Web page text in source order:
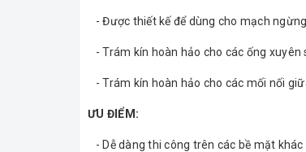
- Được thiết kế để dùng cho mạch
- Trám kín hoàn hảo cho các ống
- Trám kín hoàn hảo cho các mối nối
ƯU ĐIỂM:
- Dễ dàng thi công trên các bề mặt khác